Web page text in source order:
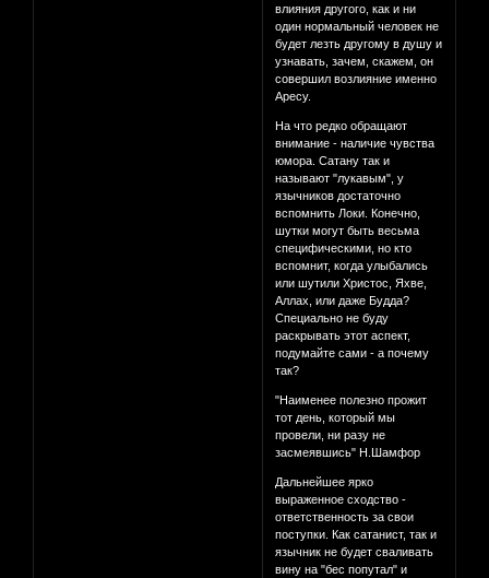
влияния другого, как и ни
один нормальный человек не
будет лезть другому в душу и
узнавать, зачем, скажем, он
совершил возлияние именно
Аресу.
На что редко обращают
внимание - наличие чувства
юмора. Сатану так и
называют "лукавым", у
язычников достаточно
вспомнить Локи. Конечно,
шутки могут быть весьма
специфическими, но кто
вспомнит, когда улыбались
или шутили Христос, Яхве,
Аллах, или даже Будда?
Специально не буду
раскрывать этот аспект,
подумайте сами - а почему
так?
"Наименее полезно прожит
тот день, который мы
провели, ни разу не
засмеявшись" Н.Шамфор
Дальнейшее ярко
выраженное сходство -
ответственность за свои
поступки. Как сатанист, так и
язычник не будет сваливать
вину на "бес попутал" и